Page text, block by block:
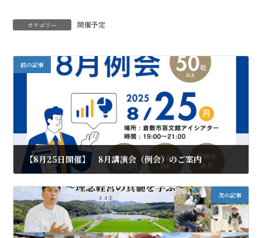
カテゴリー 開催予定
前の記事
【8月25日開催】 8月講演会（例会）のご案内
次の記事